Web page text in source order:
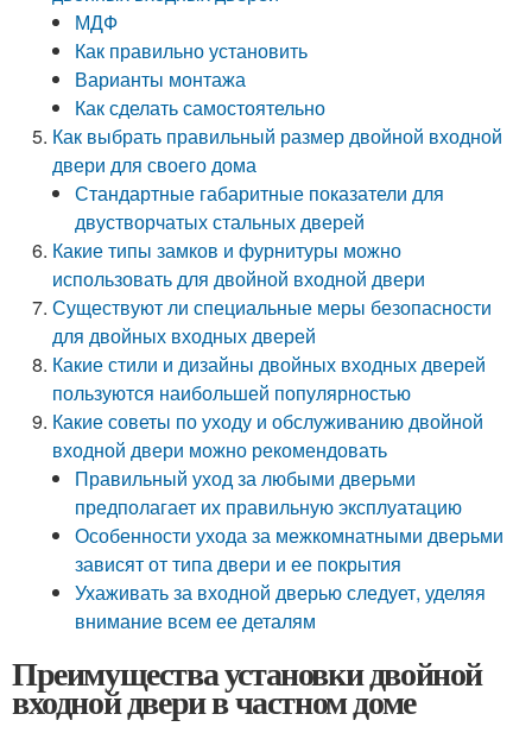
МДФ
Как правильно установить
Варианты монтажа
Как сделать самостоятельно
Как выбрать правильный размер двойной входной
двери для своего дома
Стандартные габаритные показатели для
двустворчатых стальных дверей
Какие типы замков и фурнитуры можно
использовать для двойной входной двери
Существуют ли специальные меры безопасности
для двойных входных дверей
Какие стили и дизайны двойных входных дверей
пользуются наибольшей популярностью
Какие советы по уходу и обслуживанию двойной
входной двери можно рекомендовать
Правильный уход за любыми дверьми
предполагает их правильную эксплуатацию
Особенности ухода за межкомнатными дверьми
зависят от типа двери и ее покрытия
Ухаживать за входной дверью следует, уделяя
внимание всем ее деталям
Преимущества установки двойной
входной двери в частном доме